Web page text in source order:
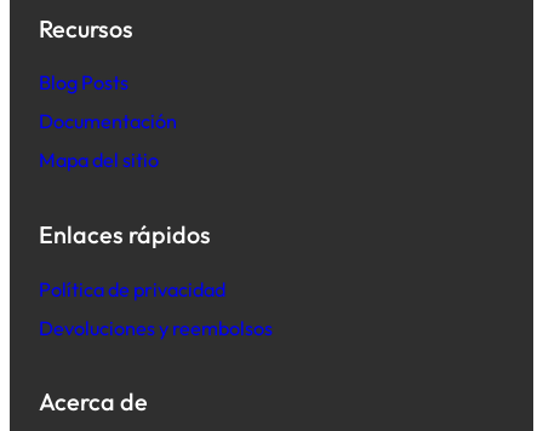
Recursos
Blog Posts
Documentación
Mapa del sitio
Enlaces rápidos
Política de privacidad
Devoluciones y reembolsos
Acerca de